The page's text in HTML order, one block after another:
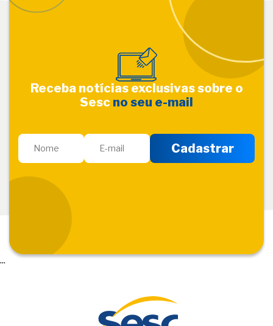
Receba notícias exclusivas sobre o
Sesc no seu e-mail
...